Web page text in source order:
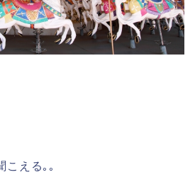
こえる｡｡